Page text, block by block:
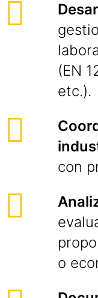
(EN
etc.).
con
o